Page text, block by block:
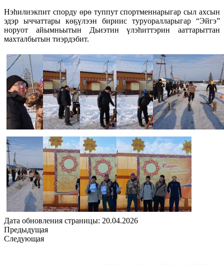
Нэһилиэкпит спорду өрө туппут спортменнарыгар сыл ахсын
эдэр ыччаттары көҕүлээн бириис туруоралларыгар “Эйгэ”
норуот айымньытын Дьиэтин үлэһиттэрин ааттарыттан
махталбытын тиэрдэбит.
Дата обновления страницы: 20.04.2026
Предыдущая
Следующая